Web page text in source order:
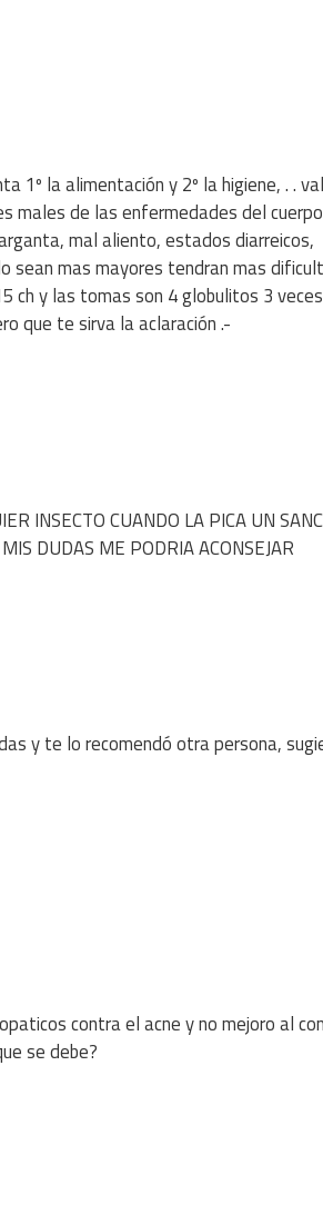
1º la alimentación y 2º la higiene, . .
males de las enfermedades del cuerpo
mal aliento, estados diarreicos,
sean mas mayores tendran mas
ch y las tomas son 4 globulitos 3
que te sirva la aclaración .-
INSECTO CUANDO LA PICA UN
DUDAS ME PODRIA ACONSEJAR
y te lo recomendó otra persona,
contra el acne y no mejoro al
se debe?